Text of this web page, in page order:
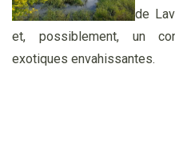
de
et, possiblement, un
exotiques envahissantes.